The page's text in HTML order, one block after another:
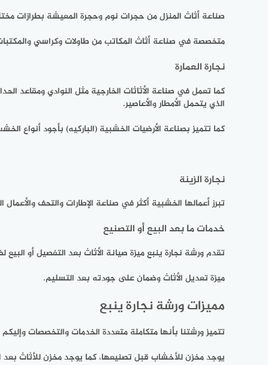
صناعة أثاث المنزل من حجرات نوم وحجرة المعيشة بطرازات
متخصصة في صناعة أثاث المكاتب من طاولات وكراسي
نجارة العمارة
كما تعمل في صناعة الأثاثات الخارجية مثل النوادي ومقاعد
الذي يتحمل الأمطار والأعاصير.
كما تتميز بصناعة الأرضيات الخشبية (الباركيه) بأجود أنواع
نجارة الزينة
تبرز أعمالها الخشبية أكثر في صناعة الإطارات والتحف
خدمات ما بعد البيع أو التصنيع
تقدم ورشة نجارة ينبع ميزة صيانة الأثاث بعد التفصيل أو البيع
ميزة تعديل الأثاث وضمان على جودته بعد التسليم.
مميزات ورشة نجارة ينبع
تتميز ورشتنا بأنها متكاملة متعددة الخدمات والتخصصات
يوجد مخزن للأخشاب قبل تصنيعها، كما يوجد مخزن للأثاث بعد